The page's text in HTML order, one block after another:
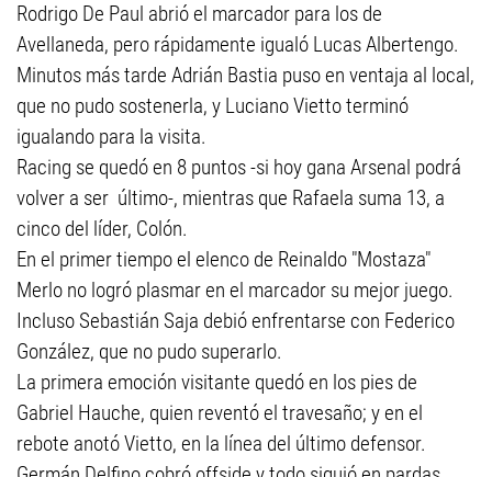
Rodrigo De Paul abrió el marcador para los de
Avellaneda, pero rápidamente igualó Lucas Albertengo.
Minutos más tarde Adrián Bastia puso en ventaja al local,
que no pudo sostenerla, y Luciano Vietto terminó
igualando para la visita.
Racing se quedó en 8 puntos -si hoy gana Arsenal podrá
volver a ser último-, mientras que Rafaela suma 13, a
cinco del líder, Colón.
En el primer tiempo el elenco de Reinaldo "Mostaza"
Merlo no logró plasmar en el marcador su mejor juego.
Incluso Sebastián Saja debió enfrentarse con Federico
González, que no pudo superarlo.
La primera emoción visitante quedó en los pies de
Gabriel Hauche, quien reventó el travesaño; y en el
rebote anotó Vietto, en la línea del último defensor.